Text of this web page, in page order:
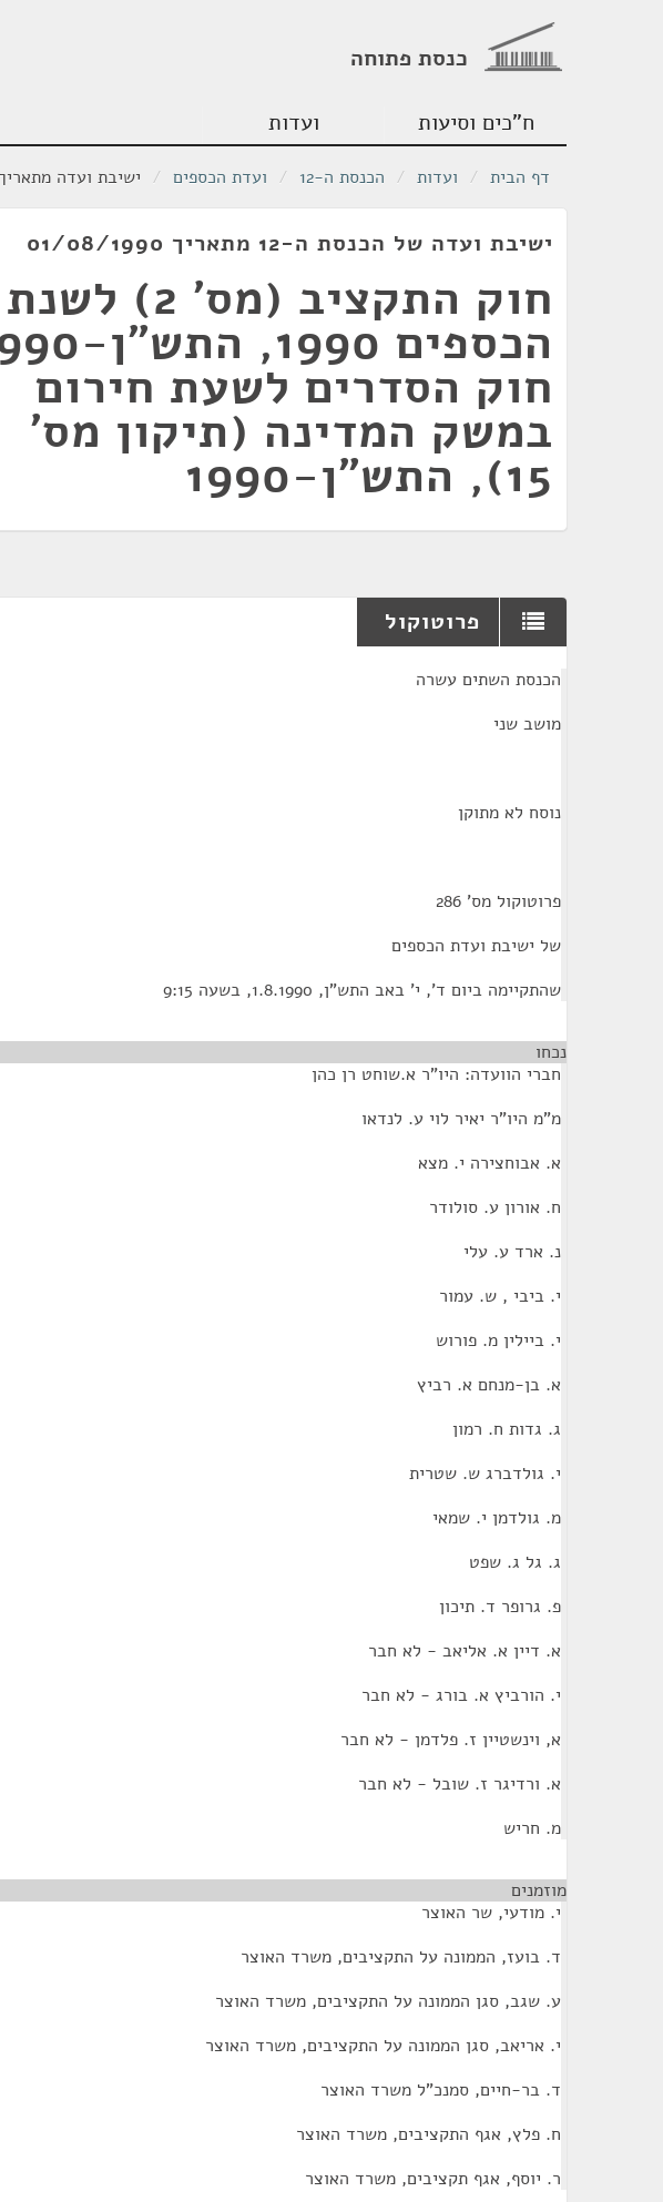
כנסת פתוחה
ח"כים וסיעות ועדות
דף הבית / ועדות / הכנסת ה-12 / ועדת הכספים / ישיבת ועדה מתאריך 01/08/1990
ישיבת ועדה של הכנסת ה-12 מתאריך 01/08/1990
חוק התקציב (מס' 2) לשנת
חוק הסדרים לשעת חירום
במשק המדינה (תיקון מס'
15), התש"ן-1990
פרוטוקול
הכנסת השתים עשרה
מושב שני
נוסח לא מתוקן
פרוטוקול מס' 286
של ישיבת ועדת הכספים
שהתקיימה ביום ד', י' באב התש"ן, 1.8.1990, בשעה 9:15
נכחו
חברי הוועדה: היו"ר א.שוחט רן כהן
מ"מ היו"ר יאיר לוי ע. לנדאו
א. אבוחצירה י. מצא
ח. אורון ע. סולודר
נ. ארד ע. עלי
י. ביבי , ש. עמור
י. ביילין מ. פורוש
א. בן-מנחם א. רביץ
ג. גדות ח. רמון
י. גולדברג ש. שטרית
מ. גולדמן י. שמאי
ג. גל ג. שפט
פ. גרופר ד. תיכון
א. דיין א. אליאב - לא חבר
י. הורביץ א. בורג - לא חבר
א, וינשטיין ז. פלדמן - לא חבר
א. ורדיגר ז. שובל - לא חבר
מ. חריש
מוזמנים
י. מודעי, שר האוצר
ד. בועז, הממונה על התקציבים, משרד האוצר
ע. שגב, סגן הממונה על התקציבים, משרד האוצר
י. אריאב, סגן הממונה על התקציבים, משרד האוצר
ד. בר-חיים, סמנכ"ל משרד האוצר
ח. פלץ, אגף התקציבים, משרד האוצר
ר. יוסף, אגף תקציבים, משרד האוצר